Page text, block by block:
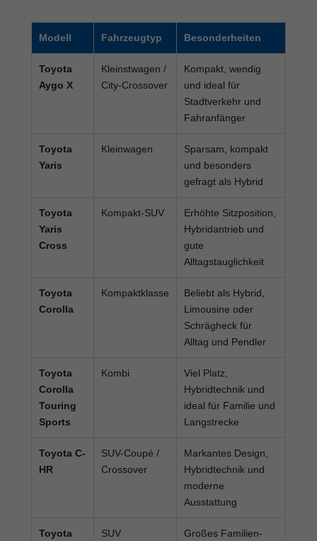
Modell Fahrzeugtyp Besonderheiten
Toyota
Aygo X
Kleinstwagen /
City-Crossover
Kompakt, wendig
und ideal für
Stadtverkehr und
Fahranfänger
Toyota
Yaris
Kleinwagen
Sparsam, kompakt
und besonders
gefragt als Hybrid
Toyota
Yaris
Cross
Kompakt-SUV
Erhöhte Sitzposition,
Hybridantrieb und
gute
Alltagstauglichkeit
Toyota
Corolla
Kompaktklasse
Beliebt als Hybrid,
Limousine oder
Schrägheck für
Alltag und Pendler
Toyota
Corolla
Touring
Sports
Kombi
Viel Platz,
Hybridtechnik und
ideal für Familie und
Langstrecke
Toyota C-
HR
SUV-Coupé /
Crossover
Markantes Design,
Hybridtechnik und
moderne
Ausstattung
Toyota
SUV
Großes Familien-